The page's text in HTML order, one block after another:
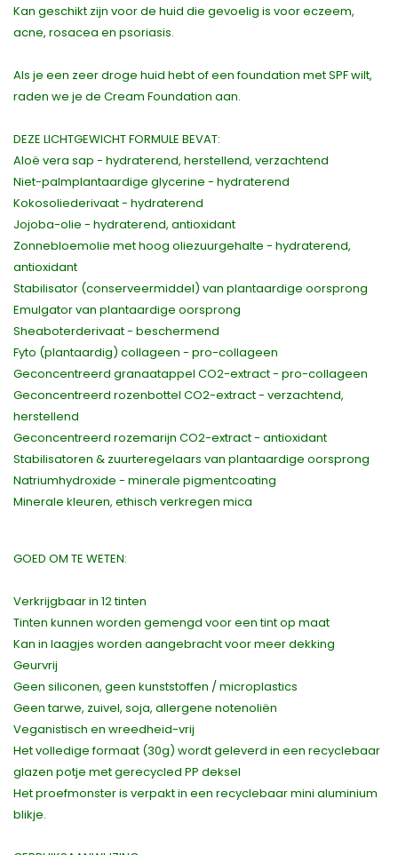
Kan geschikt zijn voor de huid die gevoelig is voor eczeem,
acne, rosacea en psoriasis.
Als je een zeer droge huid hebt of een foundation met SPF wilt,
raden we je de Cream Foundation aan.
DEZE LICHTGEWICHT FORMULE BEVAT:
Aloë vera sap - hydraterend, herstellend, verzachtend
Niet-palmplantaardige glycerine - hydraterend
Kokosoliederivaat - hydraterend
Jojoba-olie - hydraterend, antioxidant
Zonnebloemolie met hoog oliezuurgehalte - hydraterend,
antioxidant
Stabilisator (conserveermiddel) van plantaardige oorsprong
Emulgator van plantaardige oorsprong
Sheaboterderivaat - beschermend
Fyto (plantaardig) collageen - pro-collageen
Geconcentreerd granaatappel CO2-extract - pro-collageen
Geconcentreerd rozenbottel CO2-extract - verzachtend,
herstellend
Geconcentreerd rozemarijn CO2-extract - antioxidant
Stabilisatoren & zuurteregelaars van plantaardige oorsprong
Natriumhydroxide - minerale pigmentcoating
Minerale kleuren, ethisch verkregen mica
GOED OM TE WETEN:
Verkrijgbaar in 12 tinten
Tinten kunnen worden gemengd voor een tint op maat
Kan in laagjes worden aangebracht voor meer dekking
Geurvrij
Geen siliconen, geen kunststoffen / microplastics
Geen tarwe, zuivel, soja, allergene notenoliën
Veganistisch en wreedheid-vrij
Het volledige formaat (30g) wordt geleverd in een recyclebaar
glazen potje met gerecycled PP deksel
Het proefmonster is verpakt in een recyclebaar mini aluminium
blikje.